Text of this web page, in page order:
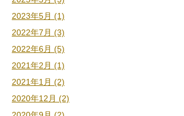
2023年5月 (1)
2022年7月 (3)
2022年6月 (5)
2021年2月 (1)
2021年1月 (2)
2020年12月 (2)